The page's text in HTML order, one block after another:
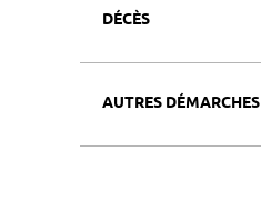
DÉCÈS
AUTRES DÉMARCHES